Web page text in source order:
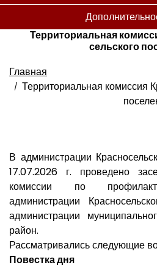
Территориальная
сельского
Главная
Территориальная комиссия
В администрации
17.07.2026 г. проведено
комиссии по
администрации
администрации
район.
Рассматривались следующие
Повестка дня